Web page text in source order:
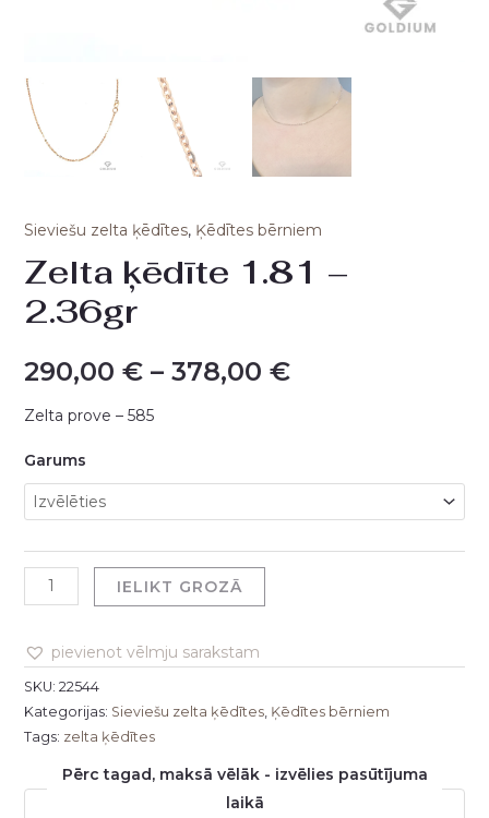
Sieviešu zelta ķēdītes, Ķēdītes bērniem
Zelta ķēdīte 1.81 –
2.36gr
290,00 €– 378,00 €
Zelta prove – 585
Garums
IELIKT GROZĀ
pievienot vēlmju sarakstam
SKU: 22544
Kategorijas: Sieviešu zelta ķēdītes, Ķēdītes bērniem
Tags: zelta ķēdītes
Pērc tagad, maksā vēlāk - izvēlies pasūtījuma
laikā